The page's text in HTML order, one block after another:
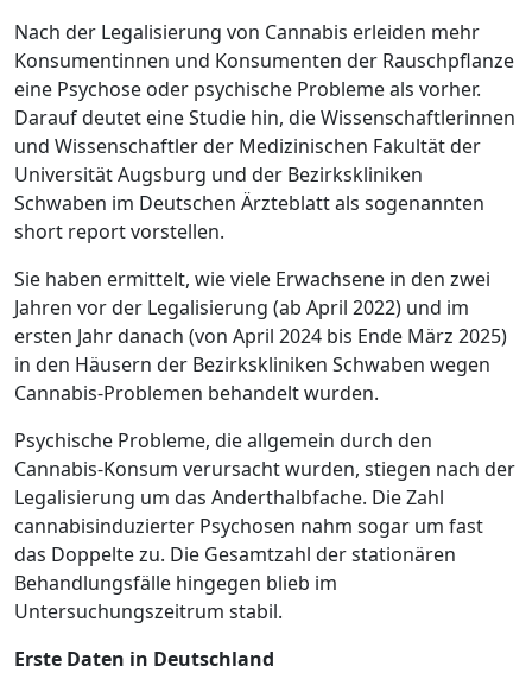
Nach der Legalisierung von Cannabis erleiden mehr
Konsumentinnen und Konsumenten der Rauschpflanze
eine Psychose oder psychische Probleme als vorher.
Darauf deutet eine Studie hin, die Wissenschaftlerinnen
und Wissenschaftler der Medizinischen Fakultät der
Universität Augsburg und der Bezirkskliniken
Schwaben im Deutschen Ärzteblatt als sogenannten
short report vorstellen.
Sie haben ermittelt, wie viele Erwachsene in den zwei
Jahren vor der Legalisierung (ab April 2022) und im
ersten Jahr danach (von April 2024 bis Ende März 2025)
in den Häusern der Bezirkskliniken Schwaben wegen
Cannabis-Problemen behandelt wurden.
Psychische Probleme, die allgemein durch den
Cannabis-Konsum verursacht wurden, stiegen nach der
Legalisierung um das Anderthalbfache. Die Zahl
cannabisinduzierter Psychosen nahm sogar um fast
das Doppelte zu. Die Gesamtzahl der stationären
Behandlungsfälle hingegen blieb im
Untersuchungszeitrum stabil.
Erste Daten in Deutschland